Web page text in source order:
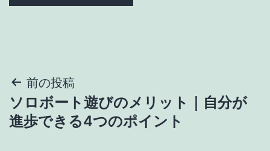
投
稿
前の投稿
ソロボート遊びのメリット｜自分が
進歩できる4つのポイント